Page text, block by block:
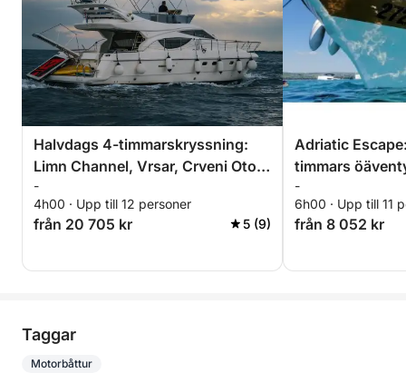
Halvdags 4-timmarskryssning:
Limn Channel, Vrsar, Crveni Otok
och mer med drinkar och snacks
-
4h00 · Upp till 12 personer
från 20 705 kr 5 (9)
Adriatic
timmars
snorkling och
-
6h00 · Upp till 11
från 8 052 kr
Taggar
Motorbåttur